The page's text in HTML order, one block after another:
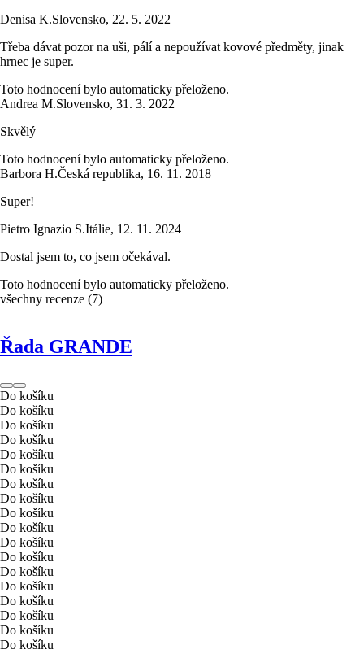
Denisa K.Slovensko, 22. 5. 2022
Třeba dávat pozor na uši, pálí a nepoužívat kovové předměty, jinak
hrnec je super.
Toto hodnocení bylo automaticky přeloženo.
Andrea M.Slovensko, 31. 3. 2022
Skvělý
Toto hodnocení bylo automaticky přeloženo.
Barbora H.Česká republika, 16. 11. 2018
Super!
Pietro Ignazio S.Itálie, 12. 11. 2024
Dostal jsem to, co jsem očekával.
Toto hodnocení bylo automaticky přeloženo.
všechny recenze (7)
Řada GRANDE
Do košíku
Do košíku
Do košíku
Do košíku
Do košíku
Do košíku
Do košíku
Do košíku
Do košíku
Do košíku
Do košíku
Do košíku
Do košíku
Do košíku
Do košíku
Do košíku
Do košíku
Do košíku